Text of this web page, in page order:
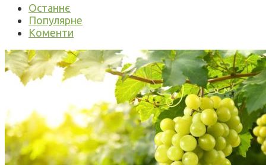
Останнє
Популярне
Коменти